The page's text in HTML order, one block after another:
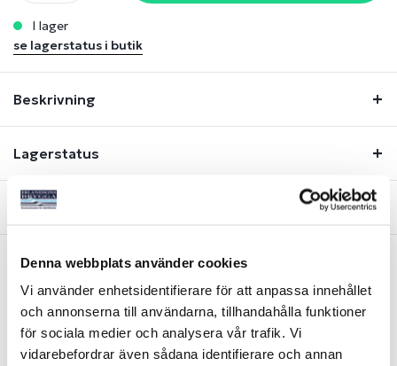
Denna webbplats använder cookies
Vi använder enhetsidentifierare för att anpassa innehållet
och annonserna till användarna, tillhandahålla funktioner
för sociala medier och analysera vår trafik. Vi
vidarebefordrar även sådana identifierare och annan
i lager
se lagerstatus i butik
Beskrivning
Lagerstatus
Fråga om produkt
Liknande produkter
ORGINALDEL ORGINALDEL